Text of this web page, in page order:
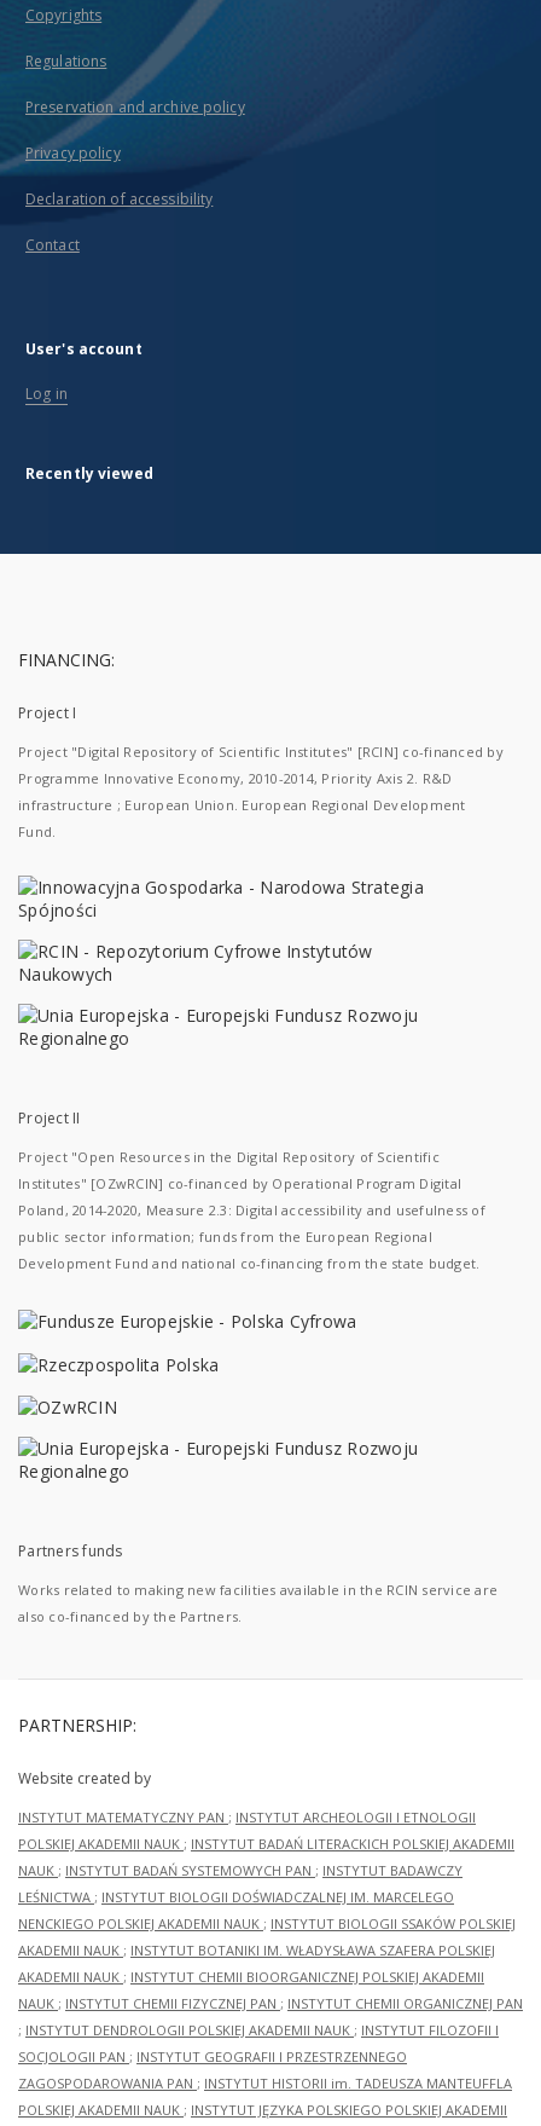
Copyrights
Regulations
Preservation and archive policy
Privacy policy
Declaration of accessibility
Contact
User's account
Log in
Recently viewed
FINANCING:
Project I
Project "Digital Repository of Scientific Institutes" [RCIN] co-financed by
Programme Innovative Economy, 2010-2014, Priority Axis 2. R&D
infrastructure ; European Union. European Regional Development
Fund.
Project II
Project "Open Resources in the Digital Repository of Scientific
Institutes" [OZwRCIN] co-financed by Operational Program Digital
Poland, 2014-2020, Measure 2.3: Digital accessibility and usefulness of
public sector information; funds from the European Regional
Development Fund and national co-financing from the state budget.
Partners funds
Works related to making new facilities available in the RCIN service are
also co-financed by the Partners.
PARTNERSHIP:
Website created by
INSTYTUT MATEMATYCZNY PAN ; INSTYTUT ARCHEOLOGII I ETNOLOGII
POLSKIEJ AKADEMII NAUK ; INSTYTUT BADAŃ LITERACKICH POLSKIEJ AKADEMII
NAUK ; INSTYTUT BADAŃ SYSTEMOWYCH PAN ; INSTYTUT BADAWCZY
LEŚNICTWA ; INSTYTUT BIOLOGII DOŚWIADCZALNEJ IM. MARCELEGO
NENCKIEGO POLSKIEJ AKADEMII NAUK ; INSTYTUT BIOLOGII SSAKÓW POLSKIEJ
AKADEMII NAUK ; INSTYTUT BOTANIKI IM. WŁADYSŁAWA SZAFERA POLSKIEJ
AKADEMII NAUK ; INSTYTUT CHEMII BIOORGANICZNEJ POLSKIEJ AKADEMII
NAUK ; INSTYTUT CHEMII FIZYCZNEJ PAN ; INSTYTUT CHEMII ORGANICZNEJ PAN
; INSTYTUT DENDROLOGII POLSKIEJ AKADEMII NAUK ; INSTYTUT FILOZOFII I
SOCJOLOGII PAN ; INSTYTUT GEOGRAFII I PRZESTRZENNEGO
ZAGOSPODAROWANIA PAN ; INSTYTUT HISTORII im. TADEUSZA MANTEUFFLA
POLSKIEJ AKADEMII NAUK ; INSTYTUT JĘZYKA POLSKIEGO POLSKIEJ AKADEMII